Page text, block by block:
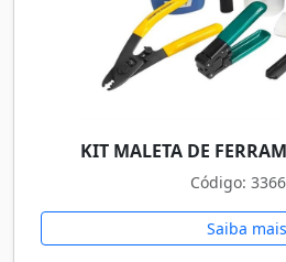
KIT MALETA DE
Código:
Saiba mais